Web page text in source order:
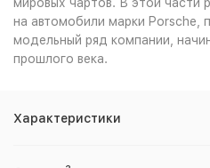
на автомобили марки Porsche,
модельный ряд компании,
прошлого века.
Характеристики